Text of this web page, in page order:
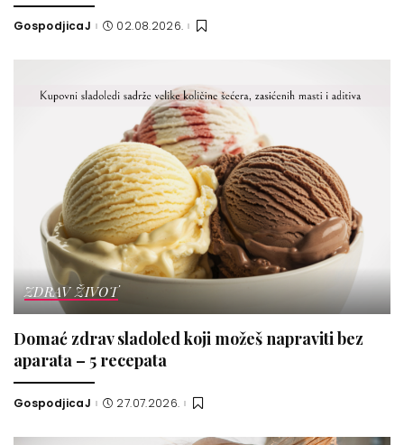
GospodjicaJ 02.08.2026.
ZDRAV ŽIVOT
Domać zdrav sladoled koji možeš napraviti bez
aparata – 5 recepata
GospodjicaJ 27.07.2026.